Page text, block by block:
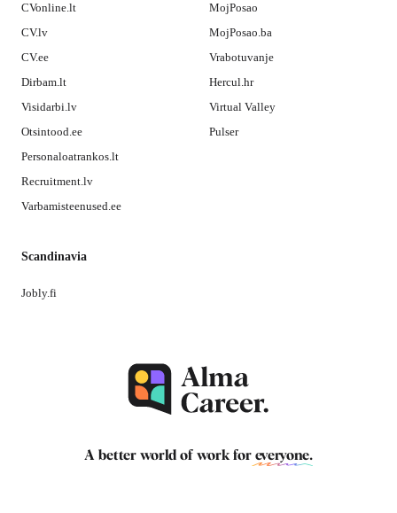
CVonline.lt
CV.lv
CV.ee
Dirbam.lt
Visidarbi.lv
Otsintood.ee
Personaloatrankos.lt
Recruitment.lv
Varbamisteenused.ee
MojPosao
MojPosao.ba
Vrabotuvanje
Hercul.hr
Virtual Valley
Pulser
Scandinavia
Jobly.fi
A better world of work for everyone.